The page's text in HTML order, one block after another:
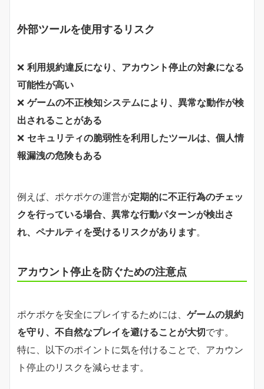
外部ツールを使用するリスク
❌ 利用規約違反になり、アカウント停止の対象になる
可能性が高い
❌ ゲームの不正検知システムにより、異常な動作が検
出されることがある
❌ セキュリティの脆弱性を利用したツールは、個人情
報漏洩の危険もある
例えば、ポケポケの運営が定期的に不正行為のチェッ
クを行っている場合、異常な行動パターンが検出さ
れ、ペナルティを受けるリスクがあります。
アカウント停止を防ぐための注意点
ポケポケを安全にプレイするためには、 ゲームの規約
を守り、不自然なプレイを避けることが大切です。
特に、以下のポイントに気を付けることで、アカウン
ト停止のリスクを減らせます。